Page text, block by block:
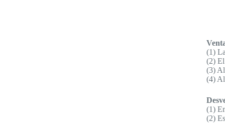
(1)
(2)
(3)
(4)
(1)
(2)